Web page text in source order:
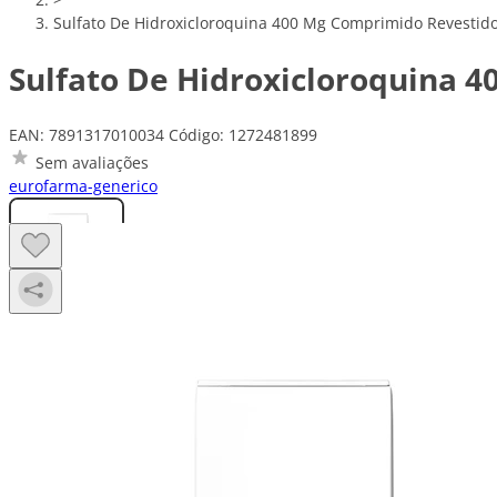
Sulfato De Hidroxicloroquina 400 Mg Comprimido
Sulfato De Hidroxicloroquina
EAN: 7891317010034 Código: 1272481899
Sem avaliações
eurofarma-generico